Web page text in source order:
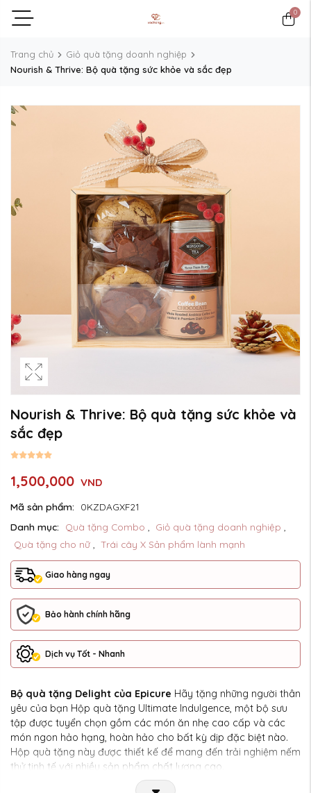
0
Trang chủ
Giỏ quà tặng doanh nghiệp
Nourish & Thrive: Bộ quà tặng sức khỏe và sắc đẹp
Nourish & Thrive: Bộ quà tặng sức khỏe và
sắc đẹp
1,500,000 VND
Mã sản phẩm:
0KZDAGXF21
Danh mục:
Quà tặng Combo Giỏ quà tặng doanh nghiệp
Quà tặng cho nữ
Trái cây X Sản phẩm lành mạnh
Giao hàng ngay
Bảo hành chính hãng
Dịch vụ Tốt - Nhanh
Bộ quà tặng Delight của Epicure Hãy tặng những người thân
yêu của bạn Hộp quà tặng Ultimate Indulgence, một bộ sưu
tập được tuyển chọn gồm các món ăn nhẹ cao cấp và các
món ngon hảo hạng, hoàn hảo cho bất kỳ dịp đặc biệt nào.
Hộp quà tặng này được thiết kế để mang đến trải nghiệm nếm
thử tinh tế với nhiều sản phẩm chất lượng cao.